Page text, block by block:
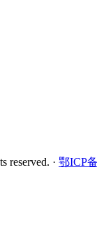
reserved. · 鄂ICP